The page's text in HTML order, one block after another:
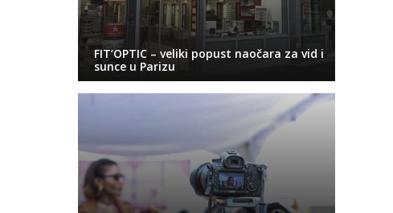
FIT’OPTIC – veliki popust naočara za vid i
sunce u Parizu